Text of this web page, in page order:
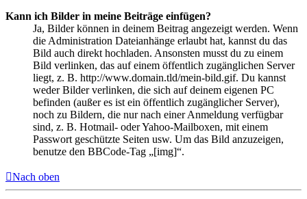
Kann ich Bilder in meine Beiträge einfügen?
Ja, Bilder können in deinem Beitrag angezeigt werden. Wenn
die Administration Dateianhänge erlaubt hat, kannst du das
Bild auch direkt hochladen. Ansonsten musst du zu einem
Bild verlinken, das auf einem öffentlich zugänglichen Server
liegt, z. B. http://www.domain.tld/mein-bild.gif. Du kannst
weder Bilder verlinken, die sich auf deinem eigenen PC
befinden (außer es ist ein öffentlich zugänglicher Server),
noch zu Bildern, die nur nach einer Anmeldung verfügbar
sind, z. B. Hotmail- oder Yahoo-Mailboxen, mit einem
Passwort geschützte Seiten usw. Um das Bild anzuzeigen,
benutze den BBCode-Tag „[img]“.
Nach oben